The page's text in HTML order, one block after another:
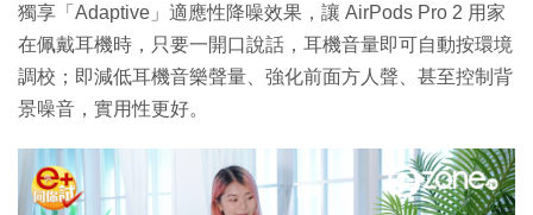
獨享「Adaptive」適應性降噪效果，讓 AirPods Pro 2 用家
在佩戴耳機時，只要一開口說話，耳機音量即可自動按環境
調校；即減低耳機音樂聲量、強化前面方人聲、甚至控制背
景噪音，實用性更好。